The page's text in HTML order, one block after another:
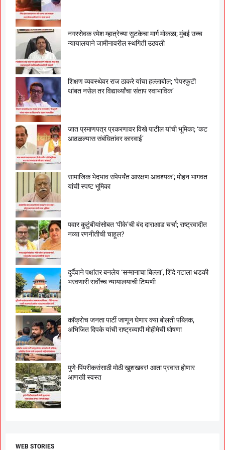
नगरसेवक रमेश म्हात्रेच्या सुटकेचा मार्ग मोकळा; मुंबई उच्च
न्यायालयाने जामीनावरील स्थगिती उठवली
शिक्षण व्यवस्थेवर राज ठाकरे यांचा हल्लाबोल; ‘पेपरफुटी
थांबत नसेल तर विद्यार्थ्यांचा संताप स्वाभाविक’
जात प्रमाणपत्र प्रकरणावर विखे पाटील यांची भूमिका; ‘कट
आढळल्यास संबंधितांवर कारवाई’
सामाजिक भेदभाव संपेपर्यंत आरक्षण आवश्यक’; मोहन भागवत
यांची स्पष्ट भूमिका
पवार कुटुंबीयांसोबत ‘पीके’ची बंद दाराआड चर्चा; राष्ट्रवादीत
नव्या रणनीतीची चाहूल?
दुर्दैवाने पक्षांतर बनलेय ‘सन्मानाचा बिल्ला’, शिंदे गटाला धडकी
भरवणारी सर्वाेच्च न्यायालयाची टिप्पणी
काॅक्राेच जनता पार्टी जाणून घेणार क्या बाेलती पब्लिक,
अभिजित दिपके यांची राष्ट्रव्यापी माेहीमेची घाेषणा
पुणे-पिंपरीकरांसाठी मोठी खुशखबर! आता प्रवास होणार
आणखी स्वस्त
WEB STORIES